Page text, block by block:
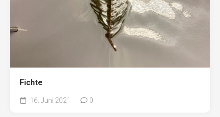
Fichte
16. Juni 2021 0